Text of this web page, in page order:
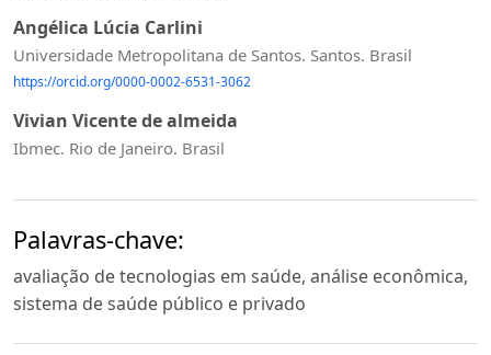
Angélica Lúcia Carlini
Universidade Metropolitana de Santos. Santos. Brasil
https://orcid.org/0000-0002-6531-3062
Vivian Vicente de almeida
Ibmec. Rio de Janeiro. Brasil
Palavras-chave:
avaliação de tecnologias em saúde, análise econômica,
sistema de saúde público e privado